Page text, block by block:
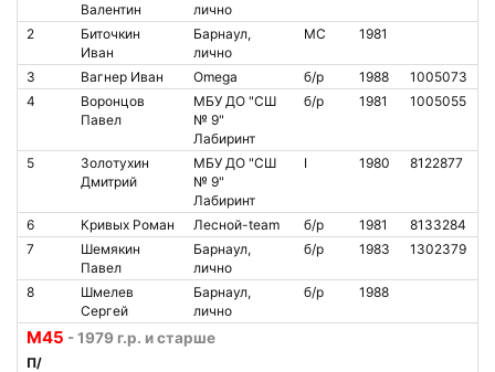
Валентин
лично
2
Биточкин
Иван
Барнаул,
лично
МС 1981
3 Вагнер Иван Omega б/р 1988
1005073
4
Воронцов
Павел
МБУ ДО "СШ
№ 9"
Лабиринт
б/р 1981 1005055
5
Золотухин
Дмитрий
МБУ ДО "СШ
№ 9"
Лабиринт
I 1980 8122877
6 Кривых Роман Лесной-team б/р 1981
8133284
7
Шемякин
Павел
Барнаул,
лично
б/р 1983 1302379
8
Шмелев
Сергей
Барнаул,
лично
б/р 1988
М45 - 1979 г.р. и старше
П/